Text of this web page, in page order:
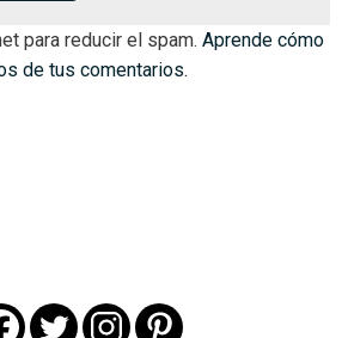
para reducir el spam. Aprende cómo
de tus comentarios.